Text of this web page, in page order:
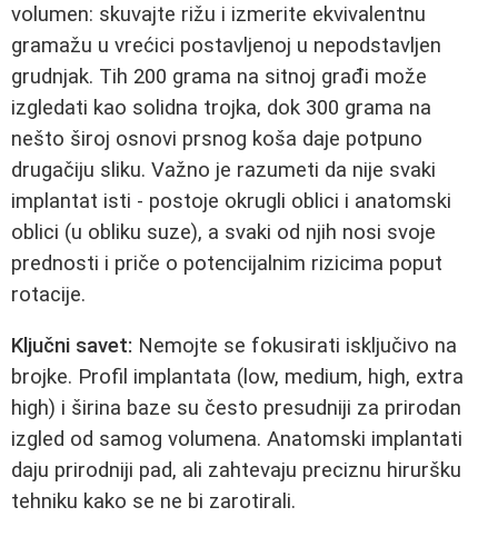
volumen: skuvajte rižu i izmerite ekvivalentnu
gramažu u vrećici postavljenoj u nepodstavljen
grudnjak. Tih 200 grama na sitnoj građi može
izgledati kao solidna trojka, dok 300 grama na
nešto široj osnovi prsnog koša daje potpuno
drugačiju sliku. Važno je razumeti da nije svaki
implantat isti - postoje okrugli oblici i anatomski
oblici (u obliku suze), a svaki od njih nosi svoje
prednosti i priče o potencijalnim rizicima poput
rotacije.
Ključni savet: Nemojte se fokusirati isključivo na
brojke. Profil implantata (low, medium, high, extra
high) i širina baze su često presudniji za prirodan
izgled od samog volumena. Anatomski implantati
daju prirodniji pad, ali zahtevaju preciznu hiruršku
tehniku kako se ne bi zarotirali.